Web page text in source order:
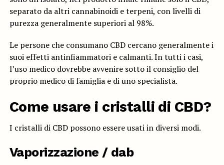
separato da altri cannabinoidi e terpeni, con livelli di
purezza generalmente superiori al 98%.
Le persone che consumano CBD cercano generalmente i
suoi effetti antinfiammatori e calmanti. In tutti i casi,
l’uso medico dovrebbe avvenire sotto il consiglio del
proprio medico di famiglia e di uno specialista.
Come usare i cristalli di CBD?
I cristalli di CBD possono essere usati in diversi modi.
Vaporizzazione / dab